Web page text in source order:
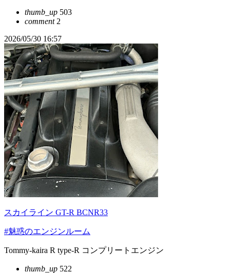
thumb_up 503
comment2
2026/05/30 16:57
スカイライン GT-R BCNR33
#魅惑のエンジンルーム
Tommy-kaira R type-R コンプリートエンジン
thumb_up 522